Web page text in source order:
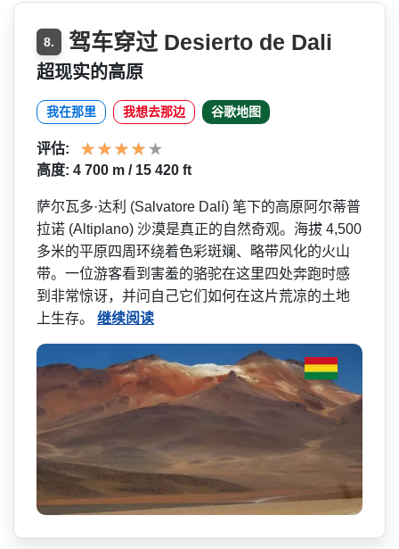
8. 驾车穿过 Desierto de Dali
超现实的高原
我在那里 我想去那边 谷歌地图
评估:
高度: 4 700 m / 15 420 ft
萨尔瓦多·达利 (Salvatore Dalí) 笔下的高原阿尔蒂普
拉诺 (Altiplano) 沙漠是真正的自然奇观。海拔 4,500
多米的平原四周环绕着色彩斑­斓、略带风化的火山
带。一位游客看到害羞的骆驼在这­里四处奔跑时感
到非常惊讶，并问自己它们如何在这片­荒凉的土地
上生存。 继续阅读